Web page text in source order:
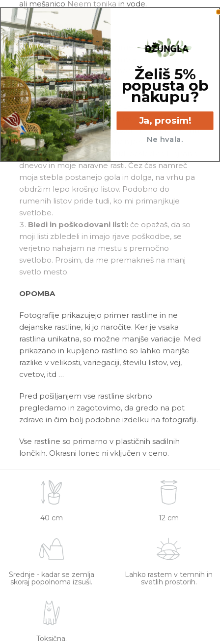
ali mešanico Neem tonika in vode.
Pogoste težave
Gnitje:če opaziš, da mi gnijejo in odpadajo
spodnji listi, medtem ko je moja zemlja precej
mokra, si me po vsej verjetnosti preveč zalil_a.
Prosim, da odstraniš vso zemljo in mi porežeš
nagnite korenine, obvezno pa me presadi v
popolnoma svežo in zračno zemljo.
Rumeni listi:liste največkrat obarvam
rumeno, ko predolgo časa stojim v neprimerni in
stalno vlažni zemlji. Če rumenijo samo moji
najstarejši listi, je to lahko tudi posledica krajšanja
dnevov in moje naravne rasti. Čez čas namreč
moja stebla postanejo gola in dolga, na vrhu pa
obdržim lepo krošnjo listov. Podobno do
rumenih listov pride tudi, ko mi primanjkuje
svetlobe.
Bledi in poškodovani listi: če opažaš, da so
moji listi zbledeli in imajo rjave poškodbe, se
verjetno nahajam na mestu s premočno
svetlobo. Prosim, da me premakneš na manj
svetlo mesto.
OPOMBA
Fotografije prikazujejo primer rastline in ne
dejanske rastline, ki jo naročite. Ker je vsaka
rastlina unikatna, so možne manjše variacije. Med
prikazano in kupljeno rastlino so lahko manjše
razlike v velikosti, variegaciji, številu listov, vej,
cvetov, itd …
Pred pošiljanjem vse rastline skrbno
pregledamo in zagotovimo, da gredo na pot
zdrave in čim bolj podobne izdelku na fotografiji.
Vse rastline so primarno v plastičnih sadilnih
lončkih. Okrasni lonec ni vključen v ceno.
40 cm 12 cm
Srednje - kadar se zemlja
skoraj popolnoma izsuši.
Lahko rastem v temnih in
svetlih prostorih.
Toksična.
Želiš 5%
popusta ob
nakupu?
Ja, prosim!
Ne hvala.